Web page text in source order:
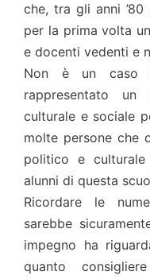
che, tra gli anni
per la prima volta
e docenti vedenti e
Non è un caso
rappresentato un
culturale e sociale
molte persone che
politico e
alunni di questa
Ricordare le
sarebbe
impegno ha
quanto